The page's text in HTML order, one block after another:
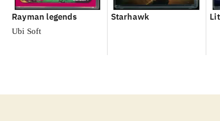
Rayman legends
Ubi Soft
Starhawk